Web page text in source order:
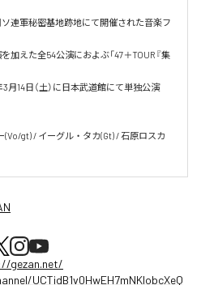
連軍秘密基地跡地にて開催された音楽フ
加えた全54公演におよぶ「47＋TOUR『集
14日（土）に日本武道館にて単独公演
gt) / イーグル・タカ(Gt) / 石原ロスカ
gezan.net/
UCTidB1v0HwEH7mNKlobcXeQ